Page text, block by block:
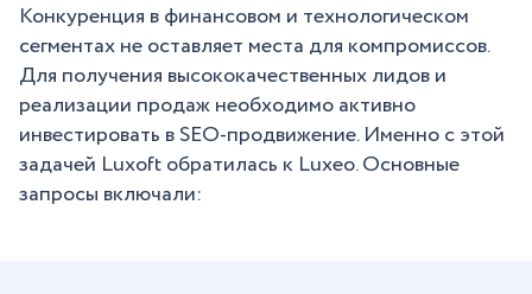
Конкуренция в финансовом и технологическом
сегментах не оставляет места для компромиссов.
Для получения высококачественных лидов и
реализации продаж необходимо активно
инвестировать в SEO-продвижение. Именно с этой
задачей Luxoft обратилась к Luxeo. Основные
запросы включали: